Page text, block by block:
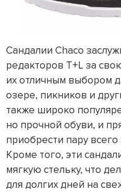
Сандалии Chaco
редакторов T+L за
их отличным выбором
озере, пикников и
также широко
но прочной обуви, и
приобрести пару
Кроме того, эти
мягкую стельку, что
для долгих дней на